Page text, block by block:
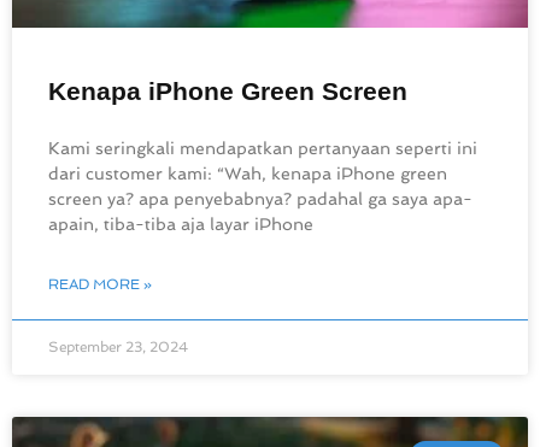
Kenapa iPhone Green Screen
Kami seringkali mendapatkan pertanyaan seperti ini
dari customer kami: “Wah, kenapa iPhone green
screen ya? apa penyebabnya? padahal ga saya apa-
apain, tiba-tiba aja layar iPhone
READ MORE »
September 23, 2024